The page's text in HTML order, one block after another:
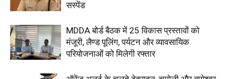
सस्पेंड
MDDA बोर्ड बैठक में 25 विकास प्रस्तावों को
मंजूरी, लैण्ड पूलिंग, पर्यटन और व्यावसायिक
परियोजनाओं को मिलेगी रफ्तार